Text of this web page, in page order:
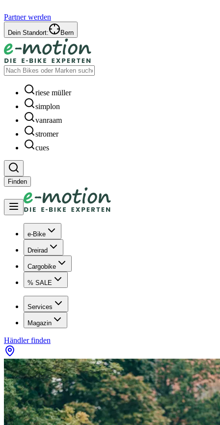
Partner werden
Dein Standort: Bern
riese müller
simplon
vanraam
stromer
cues
Finden
e-Bike
Dreirad
Cargobike
% SALE
Services
Magazin
Händler finden